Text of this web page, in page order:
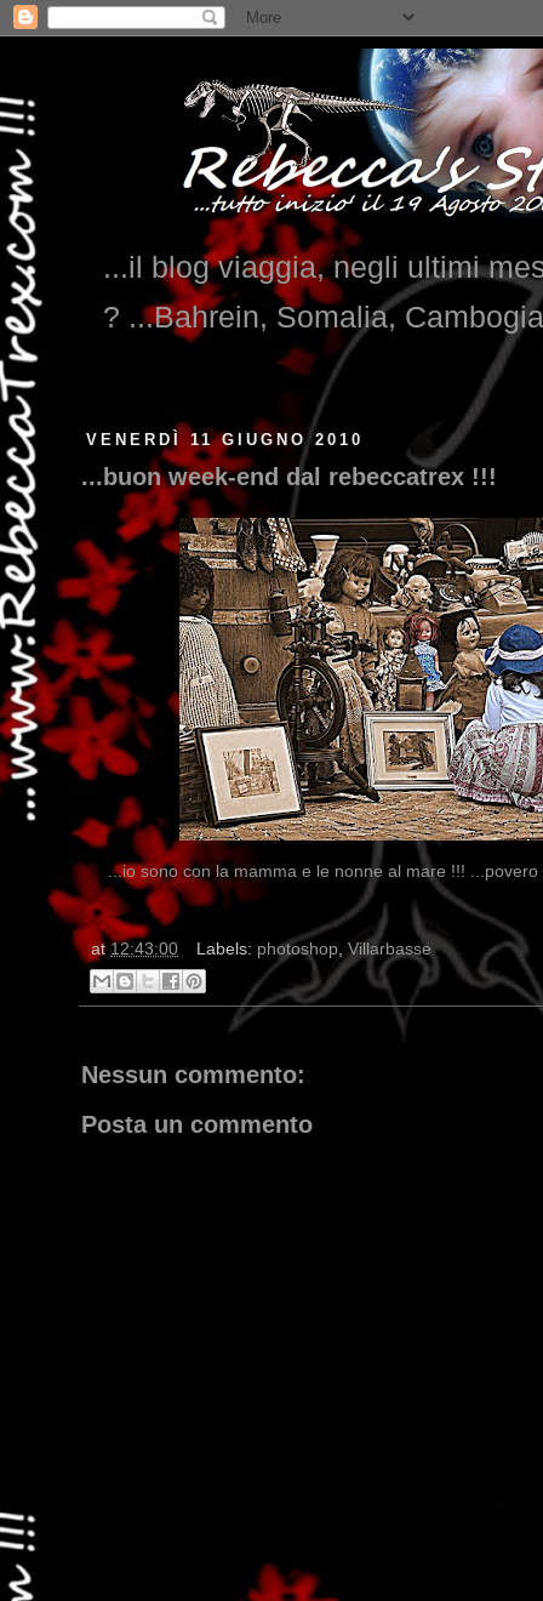
...il blog viaggia, negli ultimi
? ...Bahrein, Somalia,
VENERDÌ 11 GIUGNO 2010
...buon week-end dal rebeccatrex !!!
...io sono con la mamma e le nonne al mare !!!
at 12:43:00 Labels: photoshop, Villarbasse
Nessun commento:
Posta un commento